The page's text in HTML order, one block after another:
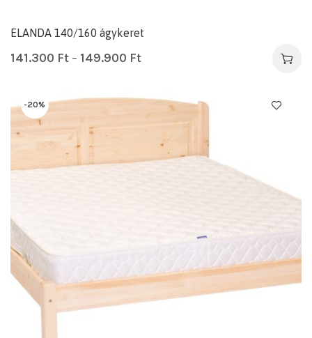
ELANDA 140/160 ágykeret
141.300 Ft – 149.900 Ft
-20%